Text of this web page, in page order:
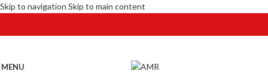
Skip to navigation Skip to main content
MENU